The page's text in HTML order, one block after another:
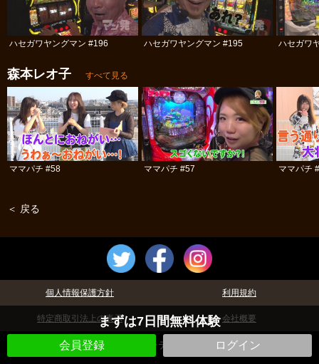
まずは7日間無料体験
会員登録 ログイン
ハセガワヤングマン #196 ハセガワヤングマン #195 ハセガワ
森本レオ子 すべて見る
ママパチ #58 ママパチ #57 ママパチ
＜ 戻る
個人情報保護方針 利用規約
特定商取引法上の表示 会社概要
©パチテレ！